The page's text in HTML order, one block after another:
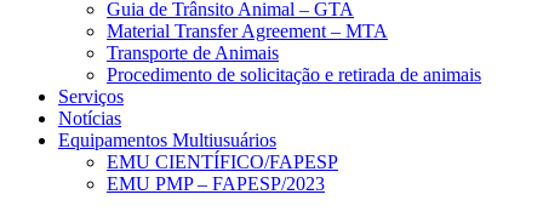
Guia de Trânsito Animal – GTA
Material Transfer Agreement – MTA
Transporte de Animais
Procedimento de solicitação e retirada de animais
Serviços
Notícias
Equipamentos Multiusuários
EMU CIENTÍFICO/FAPESP
EMU PMP – FAPESP/2023